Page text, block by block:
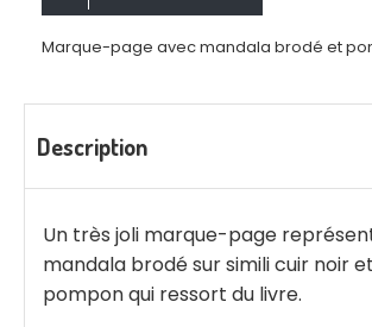
Marque-page avec mandala brodé et
Description
Un très joli marque-page
mandala brodé sur simili cuir noir
pompon qui ressort du livre.